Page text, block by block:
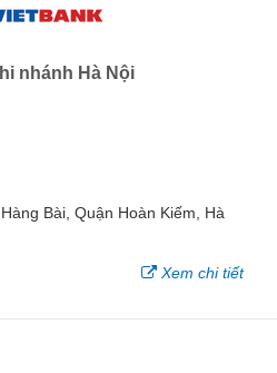
nhánh Hà Nội
Bài, Quận Hoàn Kiếm, Hà
Xem chi tiết